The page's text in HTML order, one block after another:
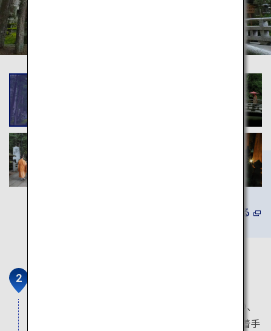
詳しくみる
816年、弘法大師空海が嵯峨天皇に高野山を賜り、
僧侶工人を伴い登山し、まず堂塔伽藍の建設に着手